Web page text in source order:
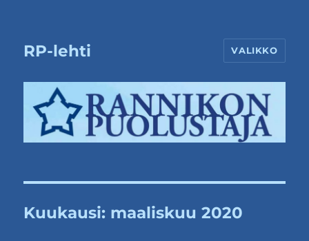
RP-lehti VALIKKO
Kuukausi: maaliskuu 2020